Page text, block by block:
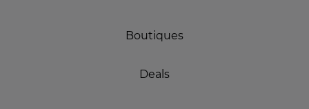
Boutiques
Deals